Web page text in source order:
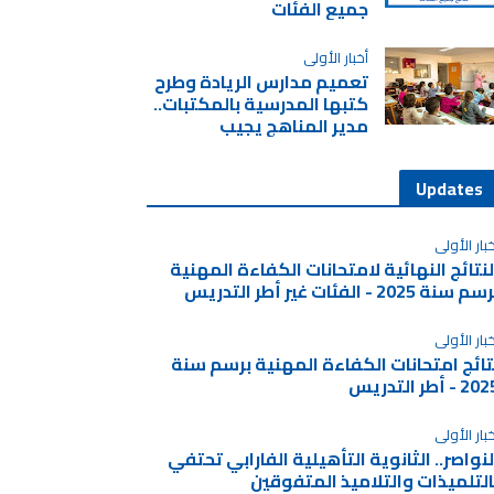
جميع الفئات
أخبار الأولى
تعميم مدارس الريادة وطرح
كتبها المدرسية بالمكتبات..
مدير المناهج يجيب
Updates
الأولى
النهائية لامتحانات الكفاءة المهنية
2025 - الفئات غير أطر التدريس
الأولى
امتحانات الكفاءة المهنية برسم سنة
أطر التدريس
الأولى
الثانوية التأهيلية الفارابي تحتفي
والتلاميذ المتفوقين